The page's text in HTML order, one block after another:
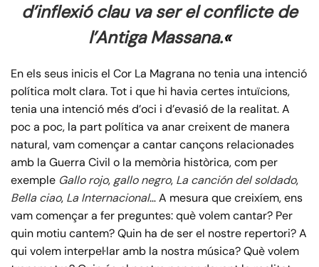
d’inflexió clau va ser el conflicte de
l’Antiga Massana.«
En els seus inicis el Cor La Magrana no tenia una intenció
política molt clara. Tot i que hi havia certes intuïcions,
tenia una intenció més d’oci i d’evasió de la realitat. A
poc a poc, la part política va anar creixent de manera
natural, vam començar a cantar cançons relacionades
amb la Guerra Civil o la memòria històrica, com per
exemple Gallo rojo, gallo negro, La canción del soldado,
Bella ciao, La Internacional… A mesura que creixíem, ens
vam començar a fer preguntes: què volem cantar? Per
quin motiu cantem? Quin ha de ser el nostre repertori? A
qui volem interpel·lar amb la nostra música? Què volem